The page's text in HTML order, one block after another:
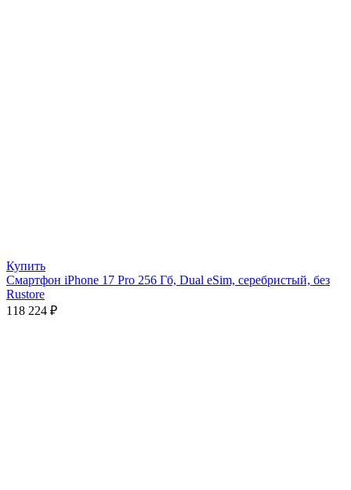
Купить
Смартфон iPhone 17 Pro 256 Гб, Dual eSim, серебристый, без
Rustore
118 224 ₽